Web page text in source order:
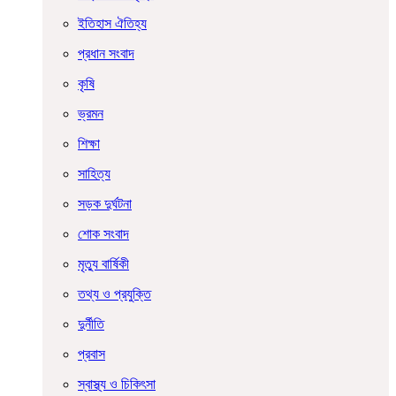
ইতিহাস ঐতিহ্য
প্রধান সংবাদ
কৃষি
ভ্রমন
শিক্ষা
সাহিত্য
সড়ক দুর্ঘটনা
শোক সংবাদ
মৃত্যু বার্ষিকী
তথ্য ও প্রযুক্তি
দুর্নীতি
প্রবাস
স্বাস্থ্য ও চিকিৎসা